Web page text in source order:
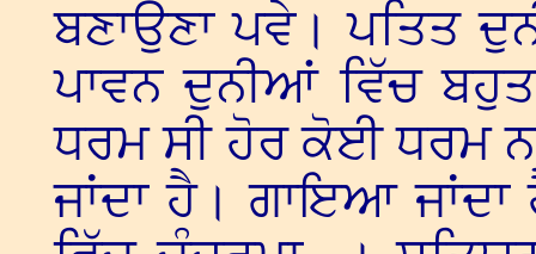
ਬਣਾਉਣਾ ਪਵੇ। ਪਤਿਤ
ਪਾਵਨ ਦੁਨੀਆਂ ਵਿੱਚ
ਧਰਮ ਸੀ ਹੋਰ ਕੋਈ ਧਰਮ
ਜਾਂਦਾ ਹੈ। ਗਾਇਆ